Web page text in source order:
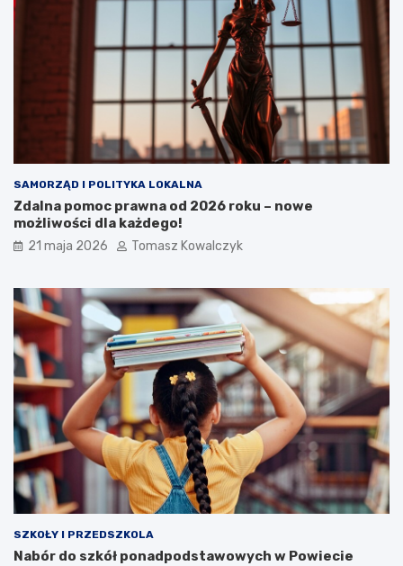
SAMORZĄD I POLITYKA LOKALNA
Zdalna pomoc prawna od 2026 roku – nowe
możliwości dla każdego!
21 maja 2026 Tomasz Kowalczyk
SZKOŁY I PRZEDSZKOLA
Nabór do szkół ponadpodstawowych w Powiecie